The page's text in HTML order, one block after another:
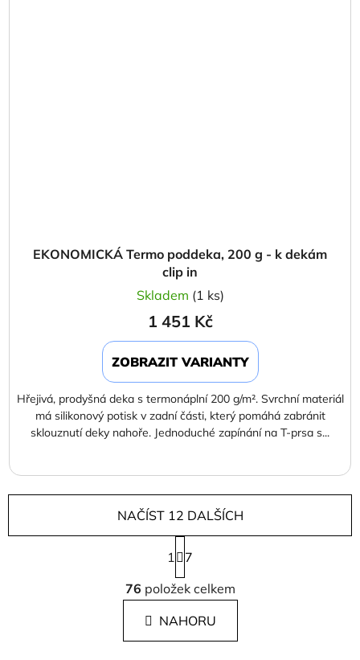
EKONOMICKÁ Termo poddeka, 200 g - k dekám
clip in
Skladem (1 ks)
1 451 Kč
ZOBRAZIT VARIANTY
Hřejivá, prodyšná deka s termonáplní 200 g/m². Svrchní materiál
má silikonový potisk v zadní části, který pomáhá zabránit
sklouznutí deky nahoře. Jednoduché zapínání na T-prsa s...
O
v
l
á
d
NAČÍST 12 DALŠÍCH
S
t
r
á
n
k
1
7
76 položek celkem
NAHORU